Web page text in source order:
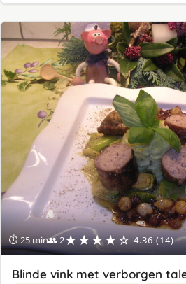
⏱ 25 min👥 2★★★★☆ 4.36 (14)
Blinde vink met verborgen